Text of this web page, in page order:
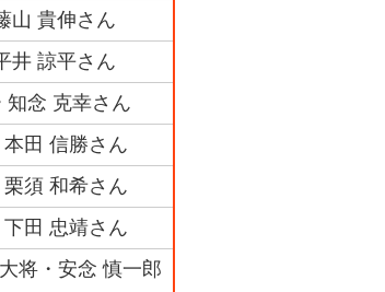
山 貴伸さん
井 諒平さん
知念 克幸さん
田 信勝さん
須 和希さん
田 忠靖さん
将・安念 慎一郎